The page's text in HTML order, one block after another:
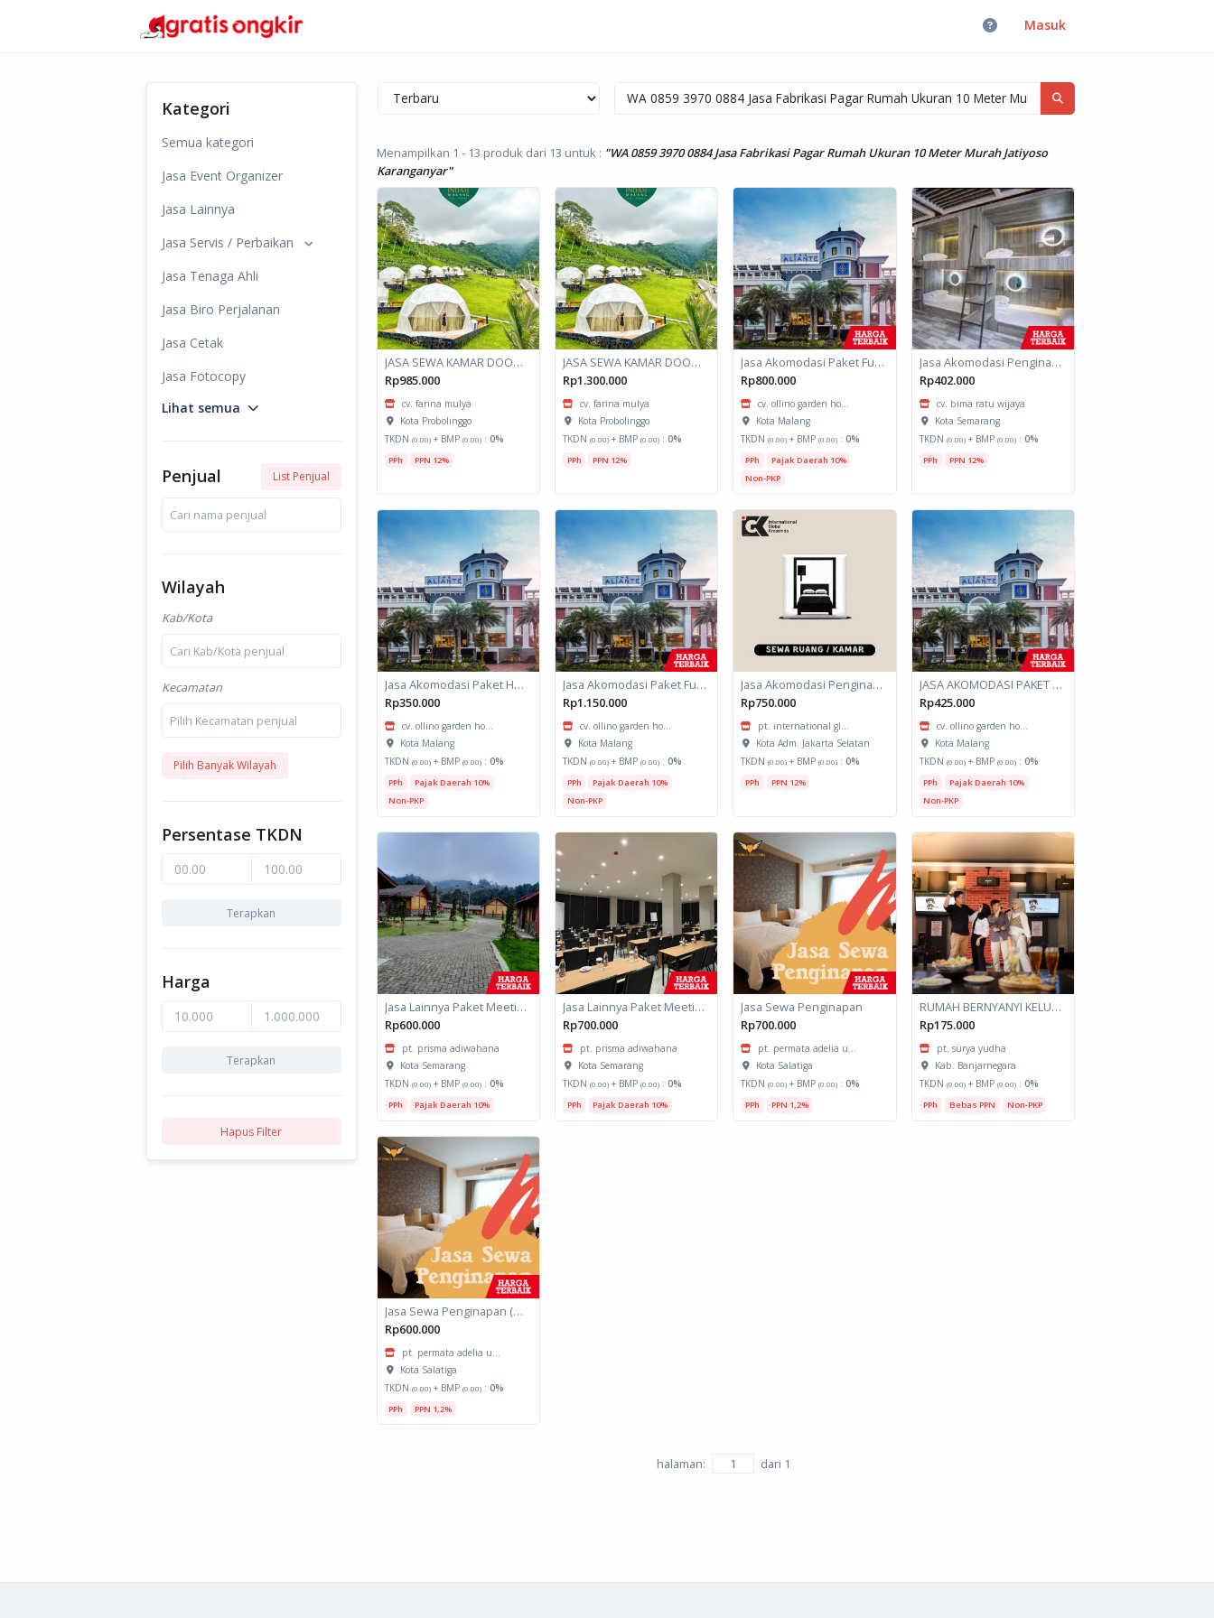
Masuk
Kategori
Semua kategori
Jasa Event Organizer
Jasa Lainnya
Jasa Servis / Perbaikan
Jasa Tenaga Ahli
Jasa Biro Perjalanan
Jasa Cetak
Jasa Fotocopy
Lihat semua
Penjual List Penjual
Cari nama penjual
Wilayah
Kab/Kota
Cari Kab/Kota penjual
Kecamatan
Pilih Kecamatan penjual
Pilih Banyak Wilayah
Persentase TKDN
Terapkan
Harga
Terapkan
Hapus Filter
Menampilkan 1 - 13 produk dari 13 untuk : "WA 0859 3970 0884 Jasa Fabrikasi Pagar Rumah Ukuran 10 Meter Murah Jatiyoso
Karanganyar"
JASA SEWA KAMAR DOOM / GLAMPING kapasitas 2 orang
Rp985.000
cv. farina mulya
Kota Probolinggo
TKDN (0.00)+ BMP (0.00): 0%
PPh PPN 12%
JASA SEWA KAMAR DOOM / GLAMPING kapasitas 6 orang
Rp1.300.000
cv. farina mulya
Kota Probolinggo
TKDN (0.00)+ BMP (0.00): 0%
PPh PPN 12%
Jasa Akomodasi Paket Fullboard Twin Hotel Kota Malang
Rp800.000
cv. ollino garden ho...
Kota Malang
TKDN(0.00) + BMP(0.00) :0%
PPh
Pajak Daerah 10%
Non-PKP
Jasa Akomodasi Penginapan
Rp402.000
cv. bima ratu wijaya
Kota Semarang
TKDN (0.00)+ BMP (0.00): 0%
PPh PPN 12%
Jasa Akomodasi Paket Halfday Hotel Kota Malang
Rp350.000
cv. ollino garden ho...
Kota Malang
TKDN (0.00)+ BMP (0.00): 0%
PPh
Pajak Daerah 10%
Non-PKP
Jasa Akomodasi Paket Fullboard Twin share Hotel Kota Malang
Rp1.150.000
cv. ollino garden ho...
Kota Malang
TKDN (0.00)+ BMP (0.00): 0%
PPh
Pajak Daerah 10%
Non-PKP
Jasa Akomodasi Penginapan
Rp750.000
pt. international gl...
Kota Adm. Jakarta Selatan
TKDN(0.00) + BMP(0.00) :0%
PPh PPN 12%
JASA AKOMODASI PAKET MEETING FULLDAY HOTEL KOTA MALANG
Rp425.000
cv. ollino garden ho...
Kota Malang
TKDN (0.00)+ BMP (0.00): 0%
PPh
Pajak Daerah 10%
Non-PKP
Jasa Lainnya Paket Meeting Luar Kota Hari Bumi 2
Rp600.000
pt. prisma adiwahana
Kota Semarang
TKDN (0.00)+ BMP (0.00): 0%
PPh Pajak Daerah 10%
Jasa Lainnya Paket Meeting Luar Kota Hari Bumi 1
Rp700.000
pt. prisma adiwahana
Kota Semarang
TKDN (0.00)+ BMP (0.00): 0%
PPh Pajak Daerah 10%
Jasa Sewa Penginapan
Rp700.000
pt. permata adelia u...
Kota Salatiga
TKDN(0.00) + BMP(0.00) :0%
PPh PPN 1,2%
RUMAH BERNYANYI KELUARGA
Rp175.000
pt. surya yudha
Kab. Banjarnegara
TKDN (0.00)+ BMP (0.00): 0%
PPh Bebas PPN Non-PKP
Jasa Sewa Penginapan (Biro Perjalanan)
Rp600.000
pt. permata adelia u...
Kota Salatiga
TKDN (0.00)+ BMP (0.00): 0%
PPh PPN 1,2%
halaman: dari 1